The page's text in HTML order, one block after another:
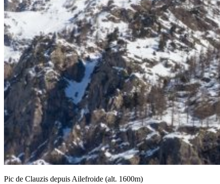
Pic de Clauzis depuis Ailefroide (alt. 1600m)